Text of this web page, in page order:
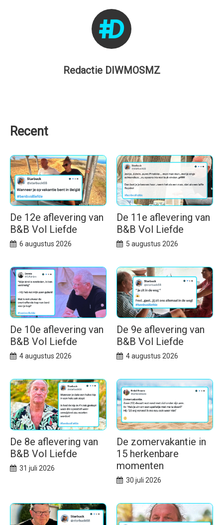
Redactie DIWMOSMZ
Recent
De 12e aflevering van
B&B Vol Liefde
6 augustus 2026
De 11e aflevering van
B&B Vol Liefde
5 augustus 2026
De 10e aflevering van
B&B Vol Liefde
4 augustus 2026
De 9e aflevering van
B&B Vol Liefde
4 augustus 2026
De 8e aflevering van
B&B Vol Liefde
31 juli 2026
De zomervakantie in
15 herkenbare
momenten
30 juli 2026